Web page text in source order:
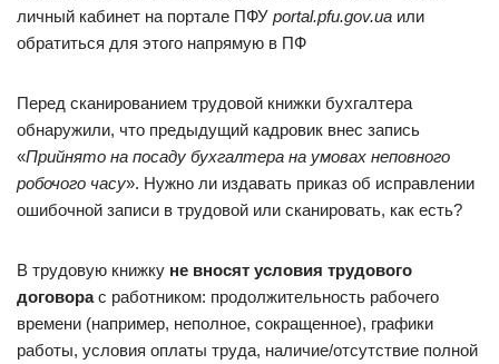
личный кабинет на портале ПФУ portal.pfu.gov.ua или
обратиться для этого напрямую в ПФ
Перед сканированием трудовой книжки бухгалтера
обнаружили, что предыдущий кадровик внес запись
«Прийнято на посаду бухгалтера на умовах неповного
робочого часу». Нужно ли издавать приказ об исправлении
ошибочной записи в трудовой или сканировать, как есть?
В трудовую книжку не вносят условия трудового
договорас работником: продолжительность рабочего
времени (например, неполное, сокращенное), графики
работы, условия оплаты труда, наличие/отсутствие полной